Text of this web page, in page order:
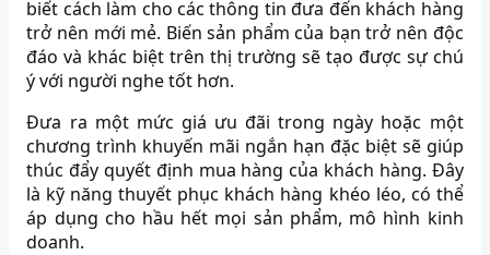
biết cách làm cho các thông tin đưa đến khách hàng
trở nên mới mẻ. Biến sản phẩm của bạn trở nên độc
đáo và khác biệt trên thị trường sẽ tạo được sự chú
ý với người nghe tốt hơn.
Đưa ra một mức giá ưu đãi trong ngày hoặc một
chương trình khuyến mãi ngắn hạn đặc biệt sẽ giúp
thúc đẩy quyết định mua hàng của khách hàng. Đây
là kỹ năng thuyết phục khách hàng khéo léo, có thể
áp dụng cho hầu hết mọi sản phẩm, mô hình kinh
doanh.